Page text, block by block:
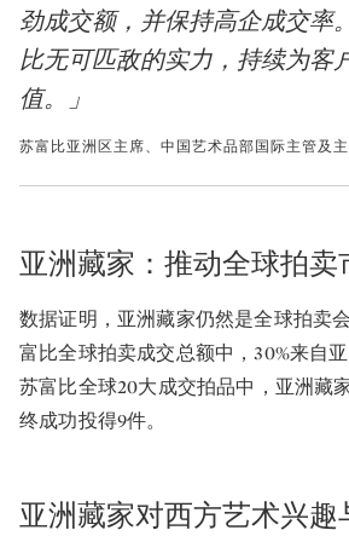
劲成交额，并保持高企成交率
比无可匹敌的实力，持续为客
值。」
苏富比亚洲区主席、中国艺术品部国际主管及
亚洲藏家：推动全球拍卖
数据证明，亚洲藏家仍然是全球拍卖
富比全球拍卖成交总额中，30%来自
苏富比全球20大成交拍品中，亚洲藏
终成功投得9件。
亚洲藏家对西方艺术兴趣